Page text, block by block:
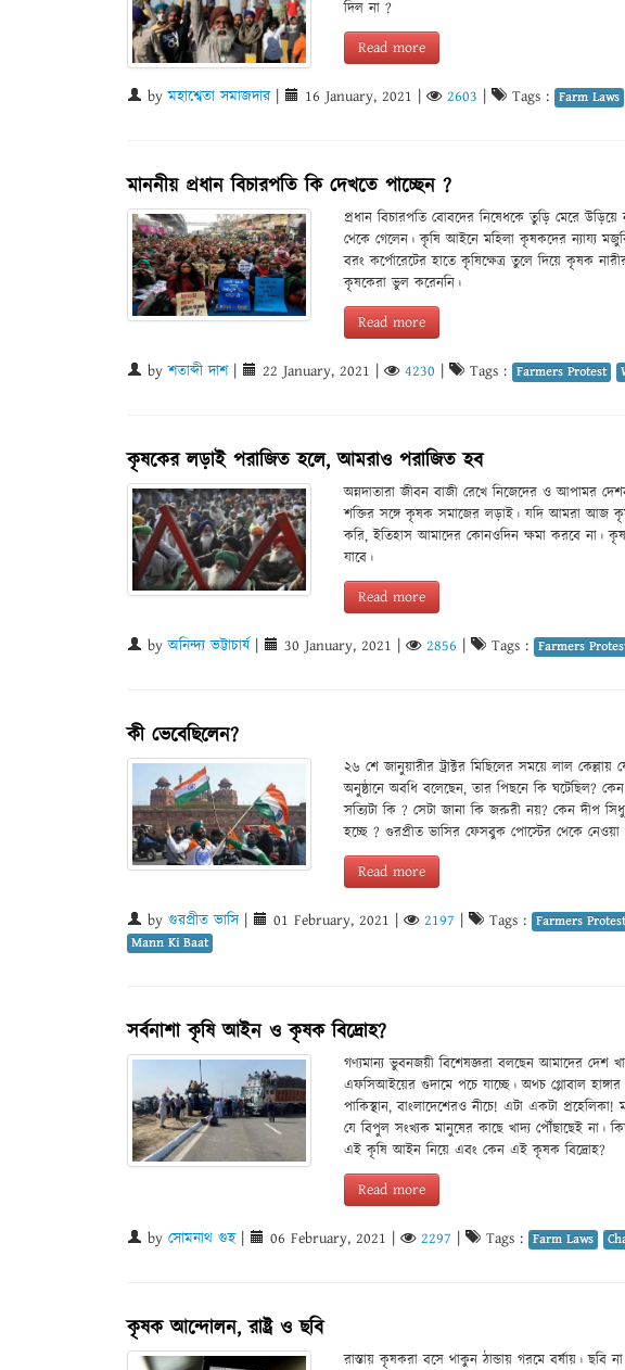
দিল না ?
Read more
byমহাশ্বেতা সমাজদার| 16 January, 2021 2603 Tags : Farm Laws
মাননীয় প্রধান বিচারপতি কি দেখতে পাচ্ছেন ?
প্রধান বিচারপতি বোবদের নিষেধকে তুড়ি মেরে
থেকে গেলেন। কৃষি আইনে মহিলা কৃষকদের ন্যায্য
বরং কর্পোরেটের হাতে কৃষিক্ষেত্র তুলে দিয়ে কৃষক
কৃষকেরা ভুল করেননি।
Read more
byশতাব্দী দাশ| 22 January, 2021 4230 Tags : Farmers Protest
কৃষকের লড়াই পরাজিত হলে, আমরাও পরাজিত হব
অন্নদাতারা জীবন বাজী রেখে নিজেদের ও আপামর
শক্তির সঙ্গে কৃষক সমাজের লড়াই। যদি আমরা আজ
করি, ইতিহাস আমাদের কোনওদিন ক্ষমা করবে না।
যাবে।
Read more
byঅনিন্দ্য ভট্টাচার্য 30 January, 2021 2856 Tags : Farmers
কী ভেবেছিলেন?
২৬ শে জানুয়ারীর ট্রাক্টর মিছিলের সময়ে লাল
অনুষ্ঠানে অবধি বলেছেন, তার পিছনে কি ঘটেছিল?
সত্যিটা কি ? সেটা জানা কি জরুরী নয়? কেন দীপ
হচ্ছে ? গুরপ্রীত ভাসির ফেসবুক পোস্টের থেকে নেওয়া
Read more
by গুরপ্রীত ভাসি| 01 February, 2021 2197 Tags : Farmers Protest
Mann Ki Baat
সর্বনাশা কৃষি আইন ও কৃষক বিদ্রোহ?
গণ্যমান্য ভুবনজয়ী বিশেষজ্ঞরা বলছেন আমাদের দেশ
এফসিআইয়ের গুদামে পচে যাচ্ছে। অথচ গ্লোবাল
পাকিস্থান, বাংলাদেশেরও নীচে! এটা একটা
যে বিপুল সংখ্যক মানুষের কাছে খাদ্য পৌঁছাছেই না।
এই কৃষি আইন নিয়ে এবং কেন এই কৃষক বিদ্রোহ?
Read more
by সোমনাথ গুহ| 06 February, 2021 2297 Tags : Farm Laws
কৃষক আন্দোলন, রাষ্ট্ৰ ও ছবি
রাস্তায় কৃষকরা বসে থাকুন ঠান্ডায় গরমে বর্ষায়।